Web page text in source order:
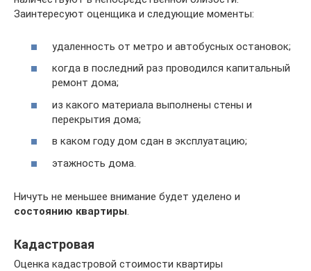
Заинтересуют оценщика и следующие моменты:
удаленность от метро и автобусных остановок;
когда в последний раз проводился капитальный
ремонт дома;
из какого материала выполнены стены и
перекрытия дома;
в каком году дом сдан в эксплуатацию;
этажность дома.
Ничуть не меньшее внимание будет уделено и
состоянию квартиры
Кадастровая
Оценка кадастровой стоимости квартиры